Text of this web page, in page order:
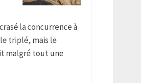
la concurrence à
triplé, mais le
malgré tout une